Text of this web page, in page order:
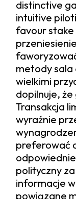
distinctive
intuitive
favour stake
metody
wielkimi
dopilnuje,
Transakcja
wyraźnie
preferować
polityczny
informacje
powiązane